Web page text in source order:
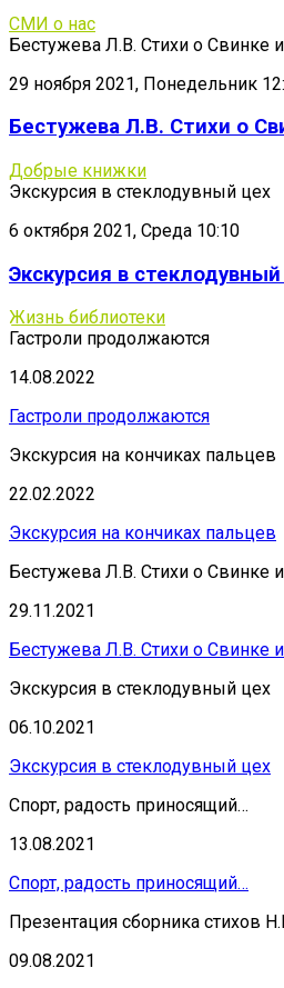
СМИ о нас
Бестужева Л.В. Стихи о Свинке
29 ноября 2021, Понедельник
Бестужева Л.В. Стихи о
Добрые книжки
Экскурсия в стеклодувный цех
6 октября 2021, Среда 10:10
Экскурсия в
Жизнь библиотеки
Гастроли продолжаются
14.08.2022
Гастроли продолжаются
Экскурсия на кончиках пальцев
22.02.2022
Экскурсия на кончиках пальцев
Бестужева Л.В. Стихи о Свинке
29.11.2021
Бестужева Л.В. Стихи о Свинке
Экскурсия в стеклодувный цех
06.10.2021
Экскурсия в стеклодувный цех
Спорт, радость приносящий…
13.08.2021
Спорт, радость приносящий…
Презентация сборника стихов
09.08.2021